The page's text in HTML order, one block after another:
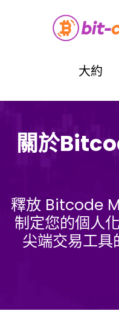
大約
關於
釋放 Bitcode
制定您的個人
尖端交易工具